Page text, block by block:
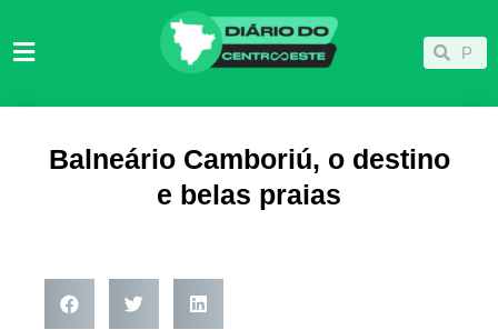
para
Pesquisar
Balneário Camboriú, o destino
e belas praias